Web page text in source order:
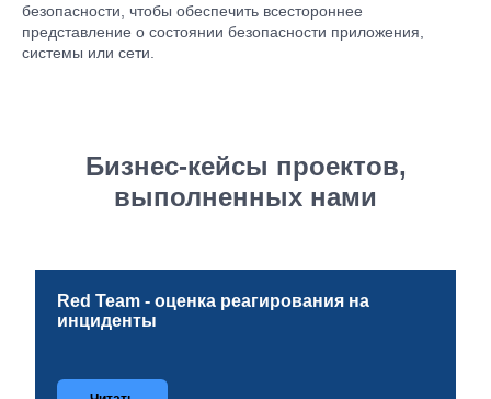
угроз для приложения или системы и оценку их вероятности
и воздействия. Этот тип тестирования может помочь
организациям расставить приоритеты в обеспечении
безопасности, чтобы обеспечить всестороннее
представление о состоянии безопасности приложения,
системы или сети.
Бизнес-кейсы проектов,
выполненных нами
Red Team - оценка реагирования на
инциденты